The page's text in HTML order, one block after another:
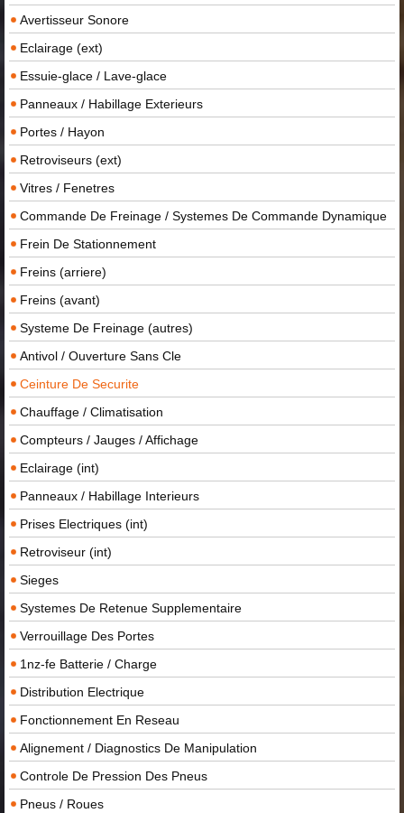
Avertisseur Sonore
Eclairage (ext)
Essuie-glace / Lave-glace
Panneaux / Habillage Exterieurs
Portes / Hayon
Retroviseurs (ext)
Vitres / Fenetres
Commande De Freinage / Systemes De Commande Dynamique
Frein De Stationnement
Freins (arriere)
Freins (avant)
Systeme De Freinage (autres)
Antivol / Ouverture Sans Cle
Ceinture De Securite
Chauffage / Climatisation
Compteurs / Jauges / Affichage
Eclairage (int)
Panneaux / Habillage Interieurs
Prises Electriques (int)
Retroviseur (int)
Sieges
Systemes De Retenue Supplementaire
Verrouillage Des Portes
1nz-fe Batterie / Charge
Distribution Electrique
Fonctionnement En Reseau
Alignement / Diagnostics De Manipulation
Controle De Pression Des Pneus
Pneus / Roues